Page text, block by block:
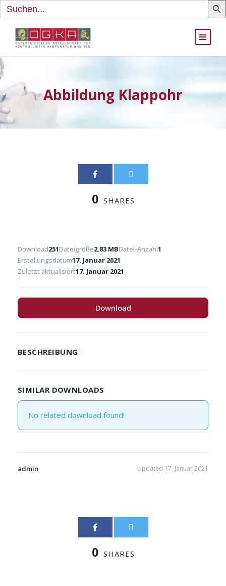
Search
for:
Abbildung Klappohr
0 SHARES
Download251Dateigröße2.83 MBDatei-Anzahl1
Erstellungsdatum17. Januar 2021
Zuletzt aktualisiert17. Januar 2021
Download
BESCHREIBUNG
SIMILAR DOWNLOADS
No related download found!
admin Updated 17. Januar 2021
0 SHARES